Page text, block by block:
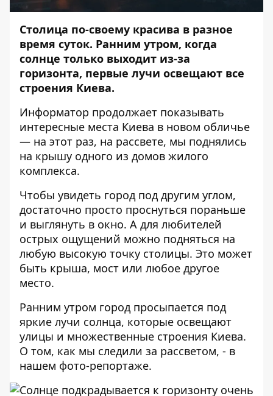
Столица по-своему красива в разное
время суток. Ранним утром, когда
солнце только выходит из-за
горизонта, первые лучи освещают все
строения Киева.
Информатор продолжает показывать
интересные места Киева в новом обличье
— на этот раз, на рассвете, мы поднялись
на крышу одного из домов жилого
комплекса.
Чтобы увидеть город под другим углом,
достаточно просто проснуться пораньше
и выглянуть в окно. А для любителей
острых ощущений можно подняться на
любую высокую точку столицы. Это может
быть крыша, мост или любое другое
место.
Ранним утром город просыпается под
яркие лучи солнца, которые освещают
улицы и множественные строения Киева.
О том, как мы следили за рассветом, - в
нашем фото-репортаже.